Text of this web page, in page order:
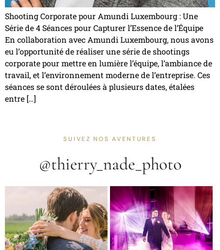
Shooting Corporate pour Amundi Luxembourg : Une
Série de 4 Séances pour Capturer l’Essence de l’Équipe
En collaboration avec Amundi Luxembourg, nous avons
eu l’opportunité de réaliser une série de shootings
corporate pour mettre en lumière l’équipe, l’ambiance de
travail, et l’environnement moderne de l’entreprise. Ces
séances se sont déroulées à plusieurs dates, étalées
entre […]
SUIVEZ NOS AVENTURES
@thierry_nade_photo